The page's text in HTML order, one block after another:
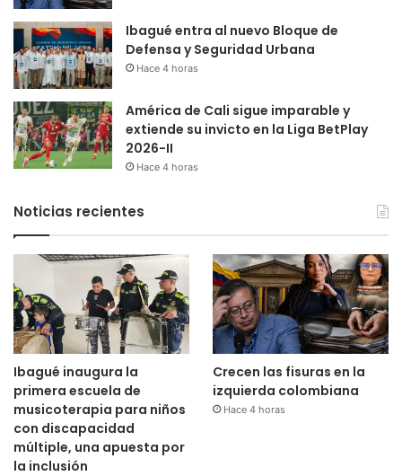
Ibagué entra al nuevo Bloque de
Defensa y Seguridad Urbana
Hace 4 horas
América de Cali sigue imparable y
extiende su invicto en la Liga BetPlay
2026-II
Hace 4 horas
Noticias recientes
Ibagué inaugura la
primera escuela de
musicoterapia para niños
con discapacidad
múltiple, una apuesta por
la inclusión
Crecen las fisuras en la
izquierda colombiana
Hace 4 horas